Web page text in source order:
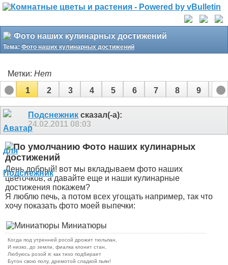
Фото наших кулинарных достижений
Тема: Фото наших кулинарных достижений
Метки: Нет
1
2 3 4 5 6 7 8 9 10
11 15
Подснежник сказал(-а):
24.02.2011 08:03
Фото наших кулинарных
достижений
День добрый! вот мы вкладываем фото наших
цветочков, а давайте еще и наши кулинарные
достижения покажем?
Я люблю печь, а потом всех угощать например, так что
хочу показать фото моей выпечки:
Миниатюры
Когда под утренней росой дрожит тюльпан,
И низко, до земли, фиалка клонит стан,
Любуюсь розой я: как тихо подбирает
Бутон свою полу, дремотой сладкой пьян!